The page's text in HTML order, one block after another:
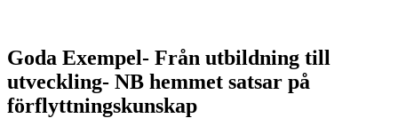
Goda Exempel- Från utbildning till
utveckling- NB hemmet satsar på
förflyttningskunskap